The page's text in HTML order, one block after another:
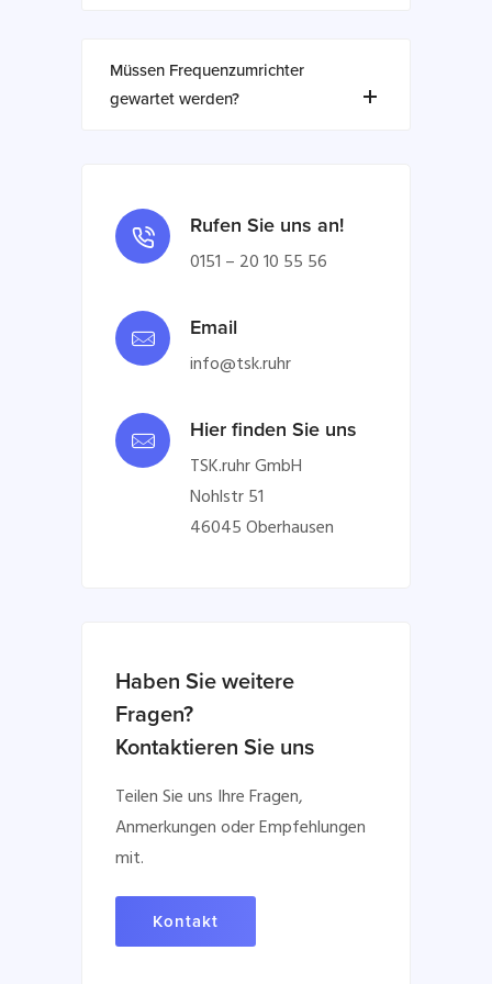
Müssen Frequenzumrichter
gewartet werden?
Rufen Sie uns an!
0151 – 20 10 55 56
Email
info@tsk.ruhr
Hier finden Sie uns
TSK.ruhr GmbH
Nohlstr 51
46045 Oberhausen
Haben Sie weitere
Fragen?
Kontaktieren Sie uns
Teilen Sie uns Ihre Fragen,
Anmerkungen oder Empfehlungen
mit.
Kontakt